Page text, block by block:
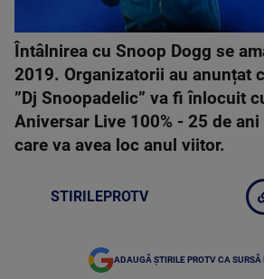
Întâlnirea cu Snoop Dogg se
2019. Organizatorii au anunțat
”Dj Snoopadelic” va fi înlocuit
Aniversar Live 100% - 25 de ani
care va avea loc anul viitor.
STIRILEPROTV
ADAUGĂ ȘTIRILE PROTV CA SURSĂ